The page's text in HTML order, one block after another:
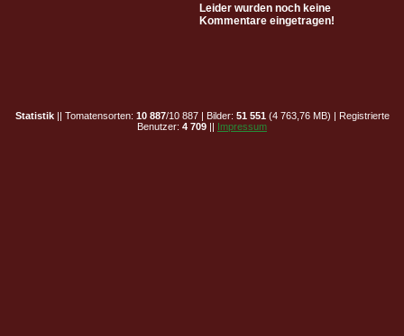
Leider wurden noch keine
Kommentare eingetragen!
Statistik|| Tomatensorten: 10 887/10 887 | Bilder: 51 551 (4 763,76 MB) | Registrierte
Benutzer: 4 709 || Impressum